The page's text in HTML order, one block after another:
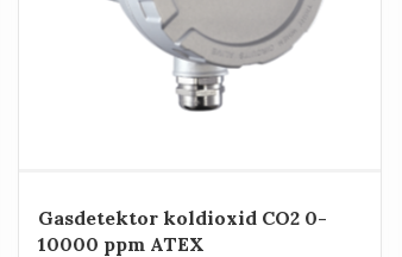
Gasdetektor koldioxid CO2 0-
10000 ppm ATEX